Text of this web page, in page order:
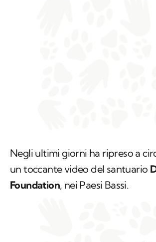
Negli ultimi giorni ha ripreso a
un toccante video del santuario
Foundation, nei Paesi Bassi.